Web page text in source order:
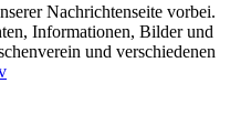
Nachrichtenseite vorbei.
Informationen, Bilder und
und verschiedenen